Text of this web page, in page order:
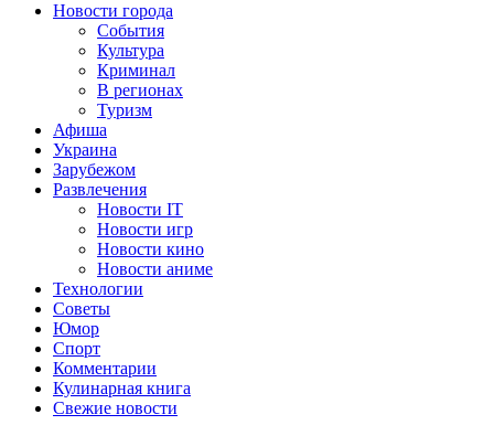
Новости города
События
Культура
Криминал
В регионах
Туризм
Афиша
Украина
Зарубежом
Развлечения
Новости IT
Новости игр
Новости кино
Новости аниме
Технологии
Советы
Юмор
Спорт
Комментарии
Кулинарная книга
Свежие новости